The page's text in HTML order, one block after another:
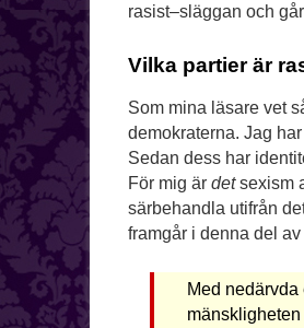
rasist–släggan och
Vilka partier är
Som mina läsare vet
demokraterna. Jag
Sedan dess har
För mig är detsexism
särbehandla utifrån
framgår i denna del
Med